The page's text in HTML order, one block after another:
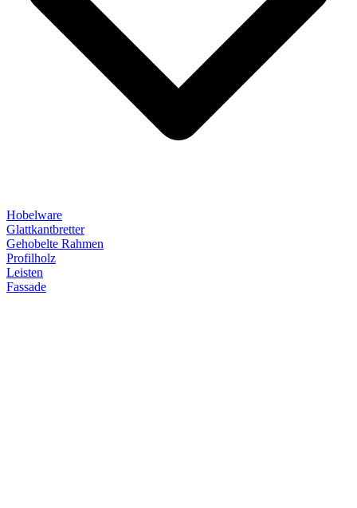
Hobelware
Glattkantbretter
Gehobelte Rahmen
Profilholz
Leisten
Fassade